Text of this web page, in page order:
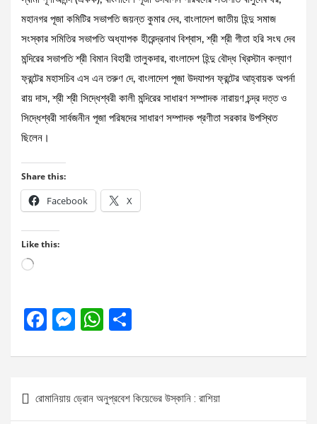
মহানগর পূজা কমিটির সভাপতি জয়ন্ত কুমার দেব, বাংলাদেশ জাতীয় হিন্দু সমাজ
সংস্কার সমিতির সভাপতি অধ্যাপক হীরেন্দ্রনাথ বিশ্বাস, শ্রী শ্রী গীতা হরি সংঘ দেব
মন্দিরের সভাপতি শ্রী বিমান বিহারী তালুকদার, বাংলাদেশ হিন্দু বৌদ্ধ খ্রিস্টান কল্যাণ
ফ্রন্টের মহাসচিব এস এন তরুণ দে, বাংলাদেশ পূজা উদযাপন ফ্রন্টের আহ্বায়ক অপর্না
রায় দাস, শ্রী শ্রী সিদ্ধেশ্বরী কালী মন্দিরের সাধারণ সম্পাদক নারায়ণ চন্দ্র দত্ত ও
সিদ্ধেশ্বরী সার্বজনীন পূজা পরিষদের সাধারণ সম্পাদক প্রণীতা সরকার উপস্থিত
ছিলেন।
Share this:
Facebook X
Like this:
Loading…
F
ce
b
o
M
se
g
W
at
A
ar
e
Post
navigation
রোমানিয়ায় ড্রোন অনুপ্রবেশ কিয়েভের উস্কানি : রাশিয়া